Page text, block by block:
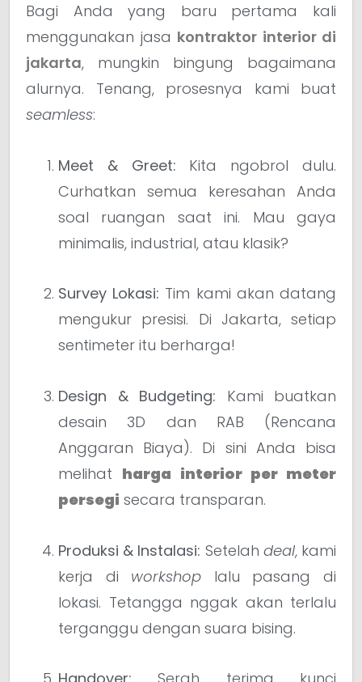
Bagi Anda yang baru pertama kali
menggunakan jasa kontraktor interior di
jakarta, mungkin bingung bagaimana
alurnya. Tenang, prosesnya kami buat
seamless:
Meet & Greet: Kita ngobrol dulu.
Curhatkan semua keresahan Anda
soal ruangan saat ini. Mau gaya
minimalis, industrial, atau klasik?
Survey Lokasi: Tim kami akan datang
mengukur presisi. Di Jakarta, setiap
sentimeter itu berharga!
Design & Budgeting: Kami buatkan
desain 3D dan RAB (Rencana
Anggaran Biaya). Di sini Anda bisa
melihat harga interior per meter
persegi secara transparan.
Produksi & Instalasi: Setelah deal, kami
kerja di workshop lalu pasang di
lokasi. Tetangga nggak akan terlalu
terganggu dengan suara bising.